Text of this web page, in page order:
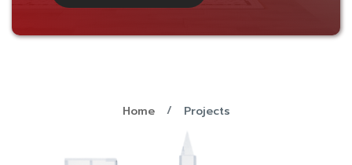
Home Projects